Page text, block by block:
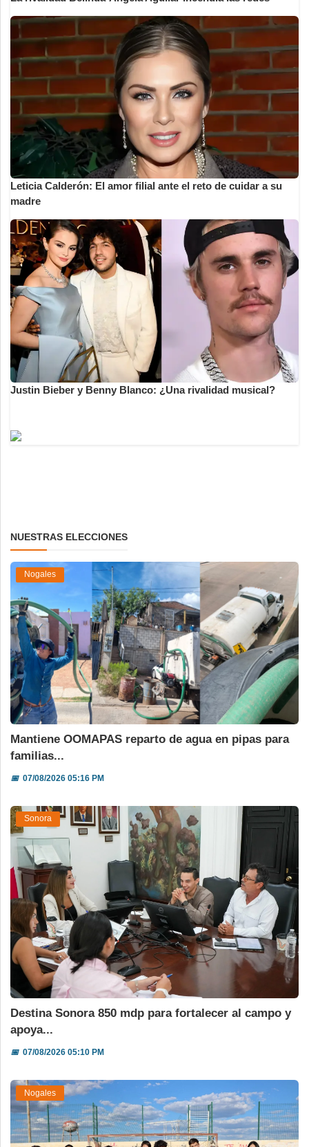
Leticia Calderón: El amor filial ante el reto de cuidar a su
madre
Justin Bieber y Benny Blanco: ¿Una rivalidad musical?
NUESTRAS ELECCIONES
Nogales
Mantiene OOMAPAS reparto de agua en pipas para
familias...
📅07/08/2026 05:16 PM
Sonora
Destina Sonora 850 mdp para fortalecer al campo y
apoya...
📅07/08/2026 05:10 PM
Nogales